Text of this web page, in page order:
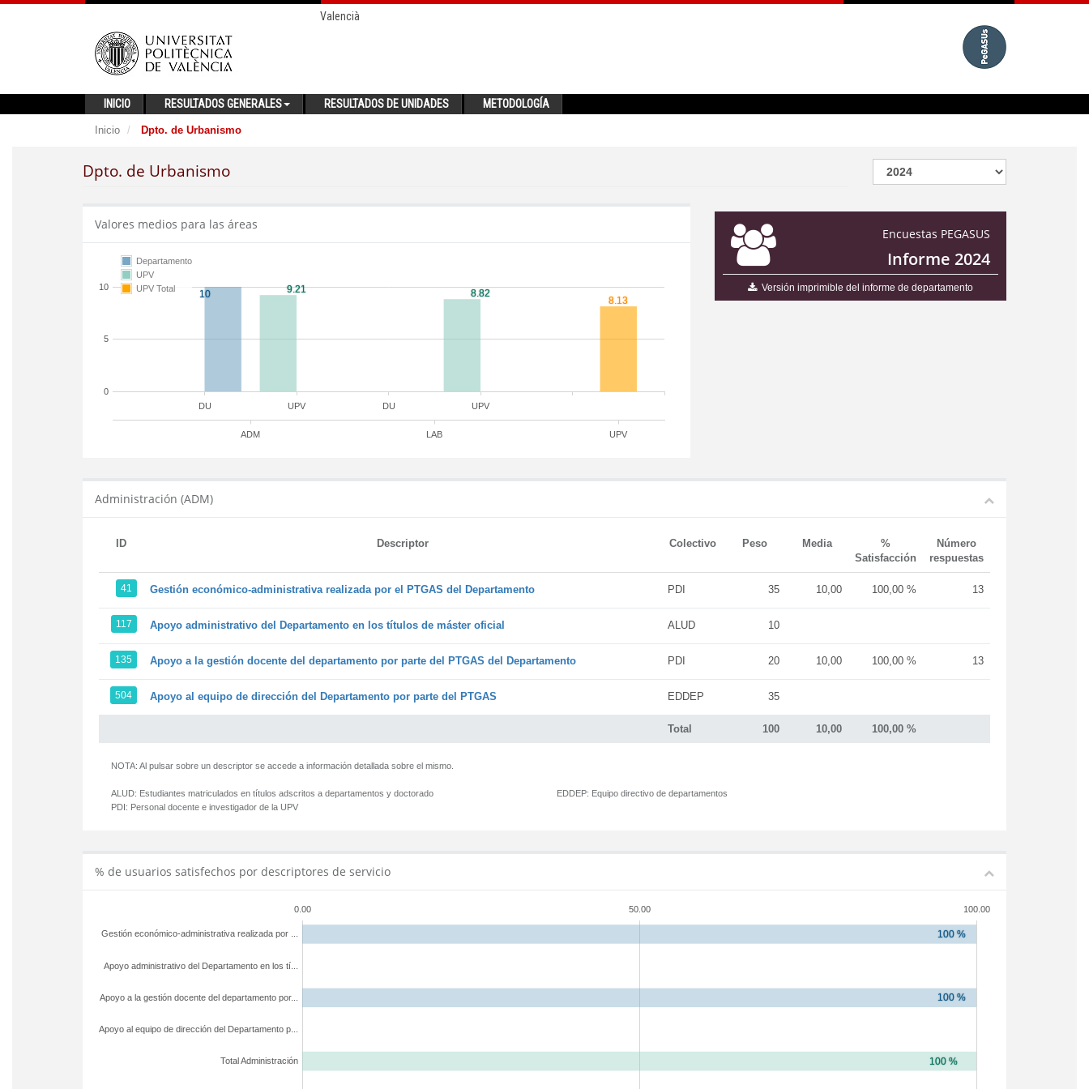
Valencià
INICIO RESULTADOS GENERALES RESULTADOS DE UNIDADES METODOLOGÍA
Inicio Dpto. de Urbanismo
Dpto. de Urbanismo
Encuestas PEGASUS
Informe 2024
Versión imprimible del informe de departamento
Valores medios para las áreas
DU DU
UPV UPV
ADM LAB UPV
0
5
10
Departamento
UPV
UPV Total
Administración (ADM)
ID Descriptor Colectivo Peso Media
%
Satisfacción
Número
respuestas
Total 100 10,00 100,00 %
41 Gestión económico-administrativa realizada por el PTGAS del Departamento PDI 35 10,00 100,00 % 13
117 Apoyo administrativo del Departamento en los títulos de máster oficial ALUD 10
135 Apoyo a la gestión docente del departamento por parte del PTGAS del Departamento PDI 20 10,00 100,00 % 13
504 Apoyo al equipo de dirección del Departamento por parte del PTGAS EDDEP 35
NOTA: Al pulsar sobre un descriptor se accede a información detallada sobre el mismo.
ALUD: Estudiantes matriculados en títulos adscritos a departamentos y doctorado
PDI: Personal docente e investigador de la UPV
EDDEP: Equipo directivo de departamentos
% de usuarios satisfechos por descriptores de servicio
0.00 50.00 100.00
Total Administración
Apoyo al equipo de dirección del Departamento p...
Apoyo a la gestión docente del departamento por...
Apoyo administrativo del Departamento en los tí...
Gestión económico-administrativa realizada por ...